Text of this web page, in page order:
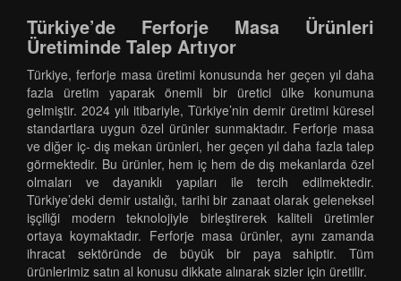
Türkiye’de Ferforje Masa Ürünleri
Üretiminde Talep Artıyor
Türkiye, ferforje masa üretimi konusunda her geçen yıl daha
fazla üretim yaparak önemli bir üretici ülke konumuna
gelmiştir. 2024 yılı itibariyle, Türkiye’nin demir üretimi küresel
standartlara uygun özel ürünler sunmaktadır. Ferforje masa
ve diğer iç- dış mekan ürünleri, her geçen yıl daha fazla talep
görmektedir. Bu ürünler, hem iç hem de dış mekanlarda özel
olmaları ve dayanıklı yapıları ile tercih edilmektedir.
Türkiye’deki demir ustalığı, tarihi bir zanaat olarak geleneksel
işçiliği modern teknolojiyle birleştirerek kaliteli üretimler
ortaya koymaktadır. Ferforje masa ürünler, aynı zamanda
ihracat sektöründe de büyük bir paya sahiptir. Tüm
ürünlerimiz satın al konusu dikkate alınarak sizler için üretilir.